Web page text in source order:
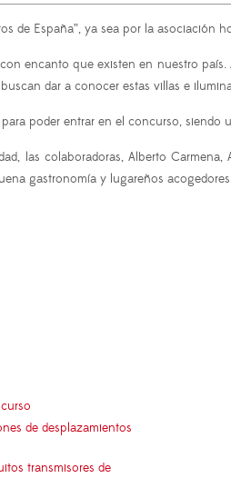
de España”, ya sea por la asociación
encanto que existen en nuestro
dar a conocer estas villas e
poder entrar en el concurso,
las colaboradoras, Alberto
gastronomía y lugareños
de desplazamientos
transmisores de